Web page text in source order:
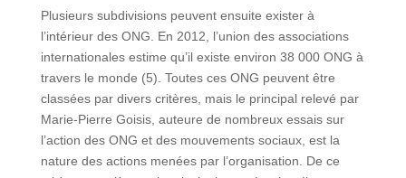
Plusieurs subdivisions peuvent ensuite exister à
l’intérieur des ONG. En 2012, l’union des associations
internationales estime qu’il existe environ 38 000 ONG à
travers le monde (5). Toutes ces ONG peuvent être
classées par divers critères, mais le principal relevé par
Marie-Pierre Goisis, auteure de nombreux essais sur
l’action des ONG et des mouvements sociaux, est la
nature des actions menées par l’organisation. De ce